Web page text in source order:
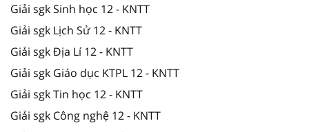
Giải sgk Sinh học 12 - KNTT
Giải sgk Lịch Sử 12 - KNTT
Giải sgk Địa Lí 12 - KNTT
Giải sgk Giáo dục KTPL 12 - KNTT
Giải sgk Tin học 12 - KNTT
Giải sgk Công nghệ 12 - KNTT